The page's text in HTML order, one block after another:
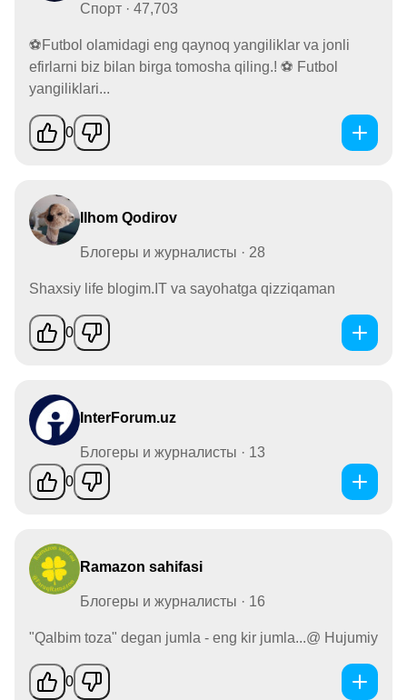
Спорт · 47,703
⚽Futbol olamidagi eng qaynoq yangiliklar va jonli
efirlarni biz bilan birga tomosha qiling.! ⚽ Futbol
yangiliklari...
0
Ilhom Qodirov
Блогеры и журналисты · 28
Shaxsiy life blogim.IT va sayohatga qizziqaman
0
InterForum.uz
Блогеры и журналисты · 13
0
Ramazon sahifasi
Блогеры и журналисты · 16
"Qalbim toza" degan jumla - eng kir jumla...@ Hujumiy
0